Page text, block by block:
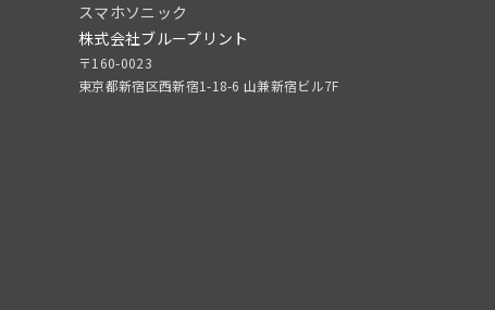
スマホソニック
株式会社ブループリント
〒160-0023
東京都新宿区西新宿1-18-6 山兼新宿ビル7F